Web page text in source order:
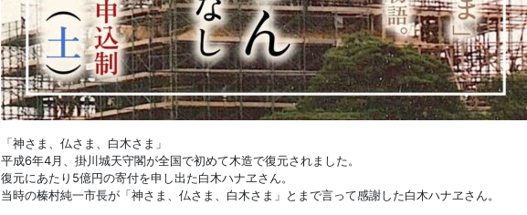
「神さま、仏さま、白木さま」
平成6年4月、掛川城天守閣が全国で初めて木造で復元されました。
復元にあたり5億円の寄付を申し出た白木ハナヱさん。
当時の榛村純一市長が「神さま、仏さま、白木さま」とまで言って感謝した白木ハナヱさん。